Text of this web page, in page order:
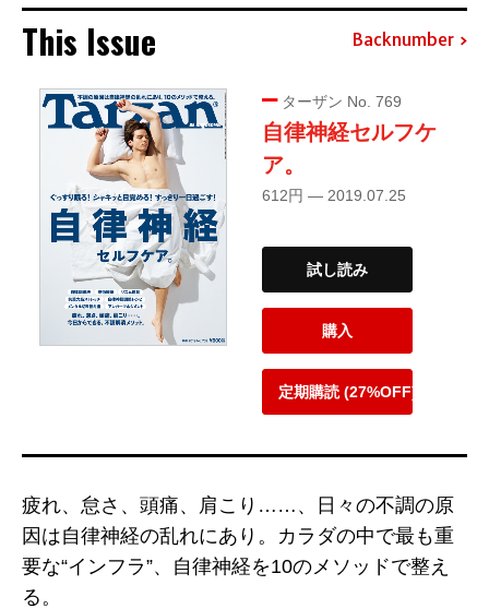
This Issue Backnumber
ターザン No. 769
自律神経セルフケ
ア。
612円 — 2019.07.25
試し読み
購入
定期購読 (27%OFF)
疲れ、怠さ、頭痛、肩こり……、日々の不調の原
因は自律神経の乱れにあり。カラダの中で最も重
要な“インフラ”、自律神経を10のメソッドで整え
る。